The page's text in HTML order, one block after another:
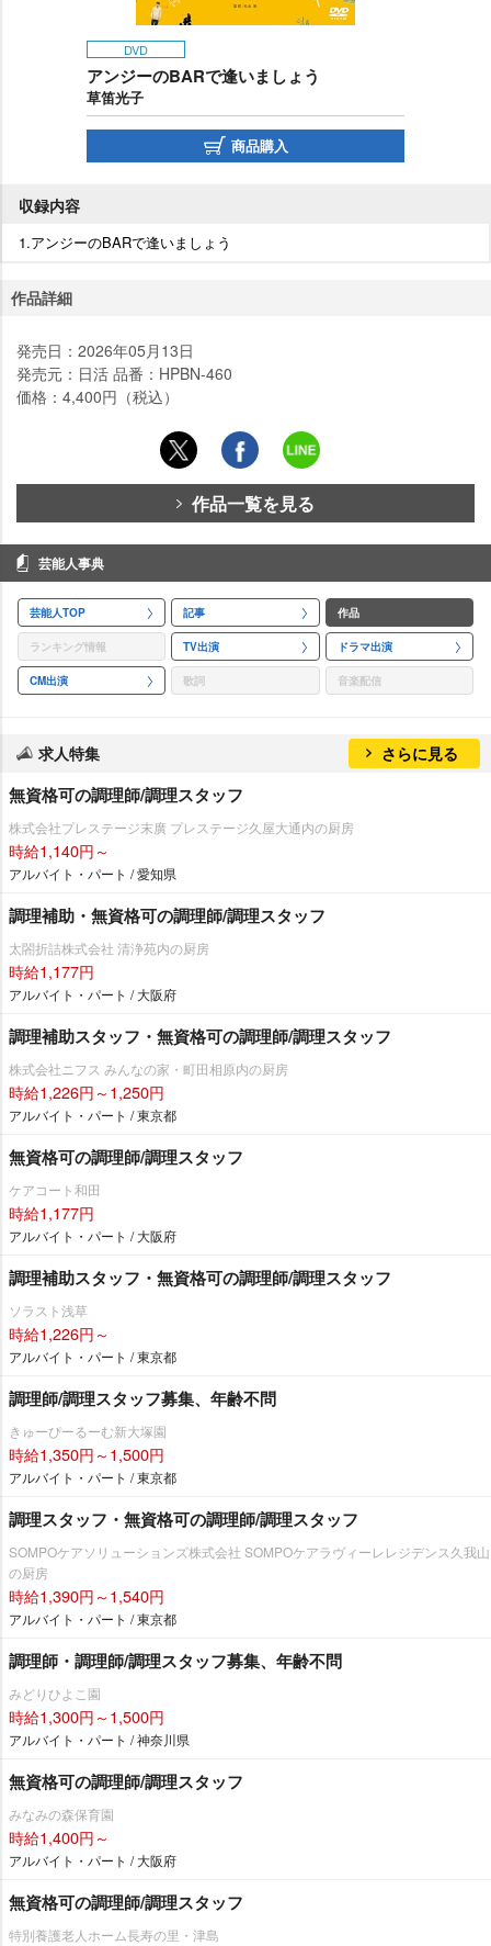
DVD
アンジーのBARで逢いましょう
草笛光子
商品購入
収録内容
1.アンジーのBARで逢いましょう
作品詳細
発売日：2026年05月13日
発売元：日活 品番：HPBN-460
価格：4,400円（税込）
作品一覧を見る
芸能人事典
芸能人TOP 記事 作品
ランキング情報 TV出演 ドラマ出演
CM出演 歌詞 音楽配信
求人特集 さらに見る
無資格可の調理師/調理スタッフ
株式会社プレステージ末廣 プレステージ久屋大通内の厨房
時給1,140円～
アルバイト・パート / 愛知県
調理補助・無資格可の調理師/調理スタッフ
太閤折詰株式会社 清浄苑内の厨房
時給1,177円
アルバイト・パート / 大阪府
調理補助スタッフ・無資格可の調理師/調理スタッフ
株式会社ニフス みんなの家・町田相原内の厨房
時給1,226円～1,250円
アルバイト・パート / 東京都
無資格可の調理師/調理スタッフ
ケアコート和田
時給1,177円
アルバイト・パート / 大阪府
調理補助スタッフ・無資格可の調理師/調理スタッフ
ソラスト浅草
時給1,226円～
アルバイト・パート / 東京都
調理師/調理スタッフ募集、年齢不問
きゅーぴーるーむ新大塚園
時給1,350円～1,500円
アルバイト・パート / 東京都
調理スタッフ・無資格可の調理師/調理スタッフ
SOMPOケアソリューションズ株式会社 SOMPOケアラヴィーレレジデンス久我山
の厨房
時給1,390円～1,540円
アルバイト・パート / 東京都
調理師・調理師/調理スタッフ募集、年齢不問
みどりひよこ園
時給1,300円～1,500円
アルバイト・パート / 神奈川県
無資格可の調理師/調理スタッフ
みなみの森保育園
時給1,400円～
アルバイト・パート / 大阪府
無資格可の調理師/調理スタッフ
特別養護老人ホーム長寿の里・津島